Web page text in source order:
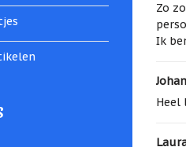
Zo
Ik
Heel